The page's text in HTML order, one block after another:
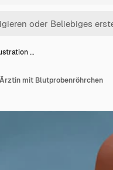
…
mit Blutprobenröhrchen